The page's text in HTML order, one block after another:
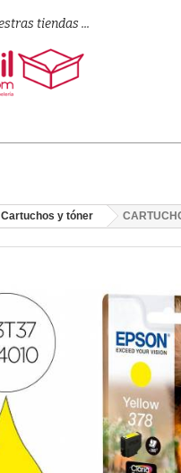
tiendas ...
Cartuchos y tóner